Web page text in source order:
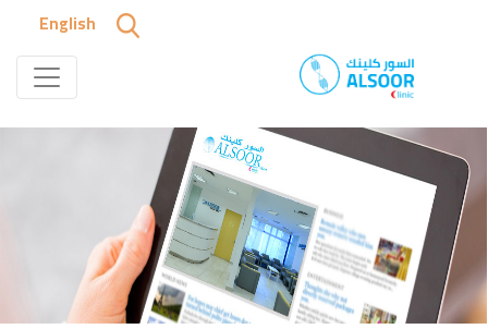
English